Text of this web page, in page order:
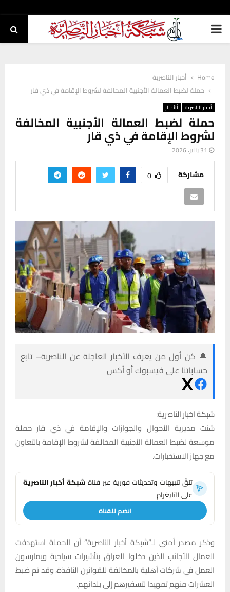
PRIMARY
Home
أخبار الناصرية
حملة لضبط العمالة الأجنبية المخالفة لشروط الإقامة في ذي قار
أخبار الناصرية ألأخبار
حملة لضبط العمالة الأجنبية المخالفة
لشروط الإقامة في ذي قار
31 يناير، 2026
مشاركة 0
🔔 كن أول من يعرف الأخبار العاجلة عن الناصرية– تابع
حساباتنا على فيسبوك أو أكس
شبكة اخبار الناصرية:
شنت مديرية الأحوال والجوازات والإقامة في ذي قار حملة
موسعة لضبط العمالة الأجنبية المخالفة لشروط الإقامة بالتعاون
مع جهاز الاستخبارات.
تلقَّ تنبيهات وتحديثات فورية عبر قناةشبكة أخبار الناصرية
على التليغرام
انضم للقناة
وذكر مصدر أمني لـ”شبكة أخبار الناصرية” أن الحملة استهدفت
العمال الأجانب الذين دخلوا العراق بتأشيرات سياحية ويمارسون
العمل في شركات أهلية بالمخالفة للقوانين النافذة، وقد تم ضبط
العشرات منهم تمهيدا لتسفيرهم إلى بلدانهم.